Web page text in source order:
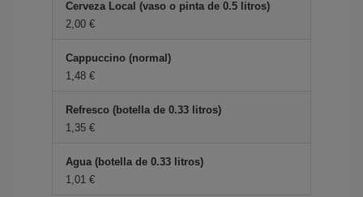
Cerveza Local (vaso o pinta de 0.5 litros)
2,00 €
Cappuccino (normal)
1,48 €
Refresco (botella de 0.33 litros)
1,35 €
Agua (botella de 0.33 litros)
1,01 €